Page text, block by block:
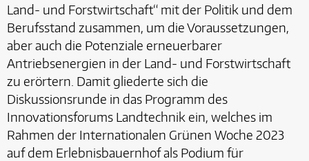
Land- und Forstwirtschaft“ mit der Politik und dem
Berufsstand zusammen, um die Voraussetzungen,
aber auch die Potenziale erneuerbarer
Antriebsenergien in der Land- und Forstwirtschaft
zu erörtern. Damit gliederte sich die
Diskussionsrunde in das Programm des
Innovationsforums Landtechnik ein, welches im
Rahmen der Internationalen Grünen Woche 2023
auf dem Erlebnisbauernhof als Podium für